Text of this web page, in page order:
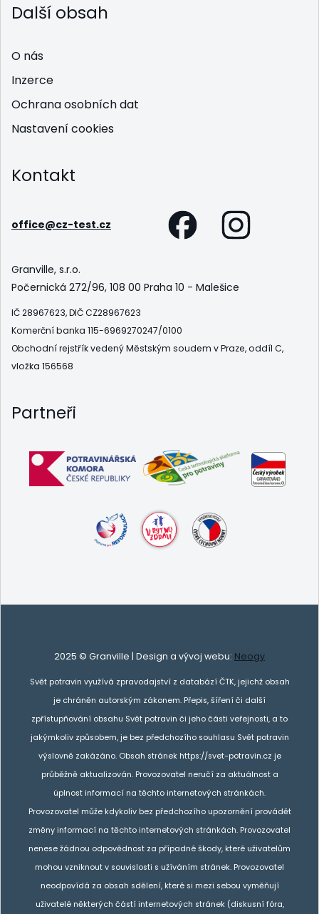
Další obsah
O nás
Inzerce
Ochrana osobních dat
Nastavení cookies
Kontakt
office@cz-test.cz
Granville, s.r.o.
Počernická 272/96, 108 00 Praha 10 - Malešice
IČ 28967623, DIČ CZ28967623
Komerční banka 115-6969270247/0100
Obchodní rejstřík vedený Městským soudem v Praze, oddíl C,
vložka 156568
Partneři
2025 © Granville | Design a vývoj webu: Neogy
Svět potravin využívá zpravodajství z databází ČTK, jejichž obsah
je chráněn autorským zákonem. Přepis, šíření či další
zpřístupňování obsahu Svět potravin či jeho části veřejnosti, a to
jakýmkoliv způsobem, je bez předchozího souhlasu Svět potravin
výslovně zakázáno. Obsah stránek https://svet-potravin.cz je
průběžně aktualizován. Provozovatel neručí za aktuálnost a
úplnost informací na těchto internetových stránkách.
Provozovatel může kdykoliv bez předchozího upozornění provádět
změny informací na těchto internetových stránkách. Provozovatel
nenese žádnou odpovědnost za případné škody, které uživatelům
mohou vzniknout v souvislosti s užíváním stránek. Provozovatel
neodpovídá za obsah sdělení, které si mezi sebou vyměňují
uživatelé některých částí internetových stránek (diskusní fóra,